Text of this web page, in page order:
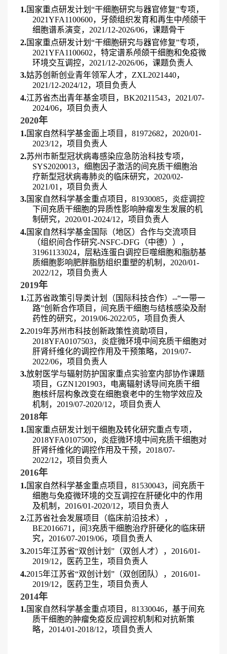
1.国家重点研发计划“干细胞研究与器官修复”专项，
2021YFA1100600，牙颌组织发育和再生中颅颌干
细胞谱系演变， 2021/12-2026/06，课题骨干
2.国家重点研发计划“干细胞研究与器官修复”专项，
2021YFA1100602，特定谱系颅颌干细胞和免疫微
环境交互调控， 2021/12-2026/06，课题负责人
3.姑苏创新创业青年领军人才， ZXL2021440，
2021/12-2024/12，项目负责人
4.江苏省杰出青年基金项目， BK20211543， 2021/07-
2024/06，项目负责人
2020年
1.国家自然科学基金面上项目， 81972682， 2020/01-
2023/12，项目负责人
2.苏州市新型冠状病毒感染应急防治科技专项，
SYS2020013，细胞因子激活的间充质干细胞治
疗新型冠状病毒肺炎的临床研究， 2020/02-
2021/01 ，项目负责人
3.国家自然科学基金重点项目， 81930085，炎症调控
下间充质干细胞的异质性影响肿瘤发生发展的机
制研究， 2020/01-2024/12，项目负责人
4.国家自然科学基金国际（地区）合作与交流项目
（组织间合作研究-NSFC-DFG （中德）），
31961133024，层粘连蛋白调控巨噬细胞和脂肪基
质细胞影响肥胖脂肪组织重塑的机制， 2020/01-
2022/12，项目负责人
2019年
1.江苏省政策引导类计划（国际科技合作） --“一带一
路”创新合作项目，间充质干细胞与结核感染及耐
药性的研究， 2019/06-2022/05，项目负责人
2.2019年苏州市科技创新政策性资助项目，
2018YFA0107503，炎症微环境中间充质干细胞对
肝肾纤维化的调控作用及干预策略， 2019/07-
2022/06，项目负责人
3.放射医学与辐射防护国家重点实验室内部协作课题
项目， GZN1201903，电离辐射诱导间充质干细
胞核纤层构象改变在细胞衰老中的生物学效应及
机制， 2019/07-2020/12，项目负责人
2018年
1.国家重点研发计划干细胞及转化研究重点专项，
2018YFA0107500，炎症微环境中间充质干细胞对
肝肾纤维化的调控作用及干预， 2018/07-
2022/12，项目负责人
2016年
1.国家自然科学基金重点项目， 81530043，间充质干
细胞与免疫微环境的交互调控在肝硬化中的作用
及机制， 2016/01-2020/12，项目负责人
2.江苏省社会发展项目（临床前沿技术），
BE2016671 ，间3充质干细胞治疗肝硬化的临床研
究， 2016/07-2019/06，项目负责人
3.2015年江苏省“双创计划”（双创人才）， 2016/01-
2019/12，医药卫生，项目负责人
4.2015年江苏省“双创计划”（双创团队）， 2016/01-
2019/12，医药卫生，项目负责人
2014年
1.国家自然科学基金重点项目， 81330046，基于间充
质干细胞的肿瘤免疫反应调控机制和对抗新策
略， 2014/01-2018/12，项目负责人